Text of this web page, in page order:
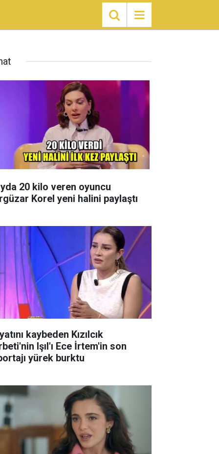
20 kilo veren oyuncu
Korel yeni halini paylaştı
kaybeden Kızılcık
Işıl'ı Ece İrtem'in son
yürek burktu